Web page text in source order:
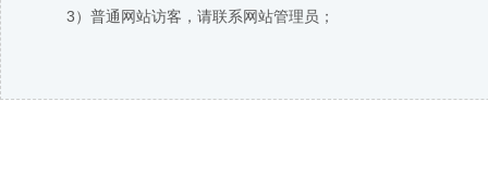
3）普通网站访客，请联系网站管理员；